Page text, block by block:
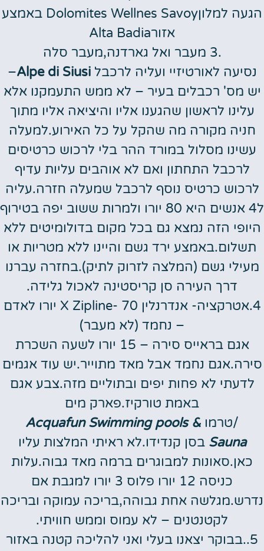
הגעה למלוןDolomites Wellnes Savoy באמצע
אזורAlta Badia
.3 מעבר ואל גארדנה,מעבר סלה
נסיעה לאורטיזיי ועליה לרכבלAlpe di Siusi
–
יש מס' רכבלים בעיר – לא ממש התעמקנו אלא
עלינו לראשון שהגענו אליו והיציאה אליו מתוך
חניה מקורה מה שהקל על כל האירוע.למעלה
עשינו מסלול במורד ההר בלי לרכוש כרטיסים
לרכבל התחתון ואם לא אוהבים עליות עדיף
לרכוש כרטיס נוסף לרכבל שמעלה חזרה.עליה
ל4 אנשים היא 80 יורו ולמרות ששוב יפה בטירוף
היופי הזה נמצא גם בכל מקום בדולומיטים ללא
תשלום.באמצע ירד גשם והיינו ללא מטריות או
מעילי גשם (המלצה לזרוק לתיק).בחזרה עברנו
דרך העירה סן קריסטינה לאכול גלידה.
4.אטרקציה- אנדרנלין X Zipline- 70 יורו לאדם
– נחמד (לא מעבר)
אגם בראייס סירה – 15 יורו לשעה השכרת
סירה.אגם נחמד אבל מאד מתוייר.יש עוד אגמים
לדעתי לא פחות יפים ובתוליים מזה.צבע אגם
באמת טורקיז.פארק מים
/טרמו Swimming pools &
Sauna בסן קנדידו.לא ראיתי המלצות עליו
כאן.סאונות למבוגרים ברמה מאד גבוה.עלות
כניסה 12 יורו פלוס 3 יורו למגבת אם
נדרש.מגלשה אחת גבוהה,בריכה עמוקה ובריכה
לקטנטנים – לא עמוס וממש חוויתי.
5..בבוקר יצאנו בעלי ואני להליכה קטנה באזור